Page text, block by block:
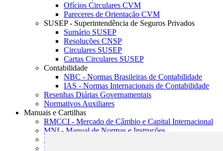
Ofícios Circulares CVM
Pareceres de Orientação CVM
SUSEP - Superintendência de Seguros Privados
Sumário SUSEP
Resoluções CNSP
Circulares SUSEP
Cartas Circulares SUSEP
Contabilidade
NBC - Normas Brasileiras de Contabilidade
IAS - Normas Internacionais de Contabilidade
Resenhas Diárias Governamentais
Normativos Auxiliares
Manuais e Cartilhas
RMCCI - Mercado de Câmbio e Capital Internacional
MNI - Manual de Normas e Instruções
MTVM - Manual de Títulos e Valores Mobiliários
MCR - Manual de Crédito Rural